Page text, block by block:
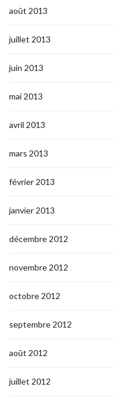
août 2013
juillet 2013
juin 2013
mai 2013
avril 2013
mars 2013
février 2013
janvier 2013
décembre 2012
novembre 2012
octobre 2012
septembre 2012
août 2012
juillet 2012